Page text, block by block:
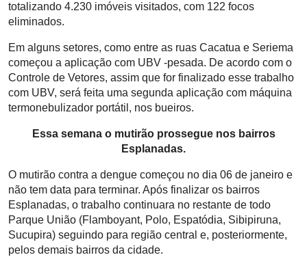
totalizando 4.230 imóveis visitados, com 122 focos
eliminados.
Em alguns setores, como entre as ruas Cacatua e Seriema
começou a aplicação com UBV -pesada. De acordo com o
Controle de Vetores, assim que for finalizado esse trabalho
com UBV, será feita uma segunda aplicação com máquina
termonebulizador portátil, nos bueiros.
Essa semana o mutirão prossegue nos bairros
Esplanadas.
O mutirão contra a dengue começou no dia 06 de janeiro e
não tem data para terminar. Após finalizar os bairros
Esplanadas, o trabalho continuara no restante de todo
Parque União (Flamboyant, Polo, Espatódia, Sibipiruna,
Sucupira) seguindo para região central e, posteriormente,
pelos demais bairros da cidade.